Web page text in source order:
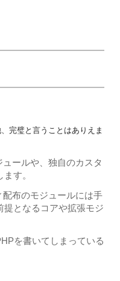
完璧と言うことはありえま
ールや、独自のカスタ
す。
布のモジュールには手
提となるコアや拡張モジ
を書いてしまっている